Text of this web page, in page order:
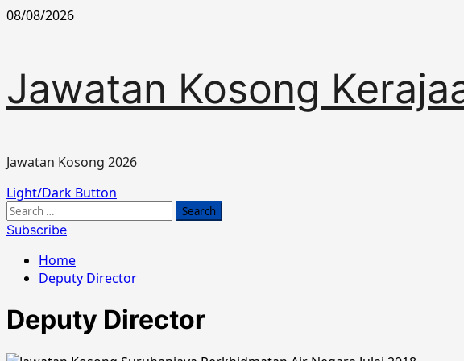
Skip
08/08/2026
Jawatan Kosong
Jawatan Kosong 2026
Primary
Menu
Light/Dark Button
Search
for:
Subscribe
Home
Deputy Director
Deputy Director